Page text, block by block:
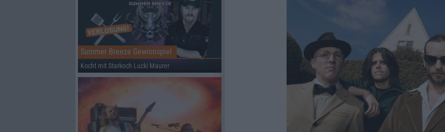
Summer Breeze Gewinnspiel
Kocht mit Starkoch Lucki Maurer